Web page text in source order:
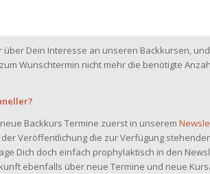
Dein Interesse an unseren Backkursen, und
Wunschtermin nicht mehr die benötigte
Backkurs Termine zuerst in unserem
Veröffentlichung die zur Verfügung
Dich doch einfach prophylaktisch in den
ebenfalls über neue Termine und neue